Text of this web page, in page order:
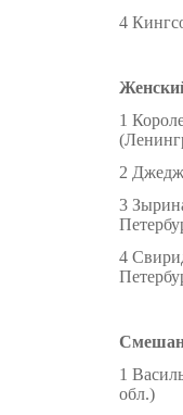
4
1
2
3
4
1
обл.)